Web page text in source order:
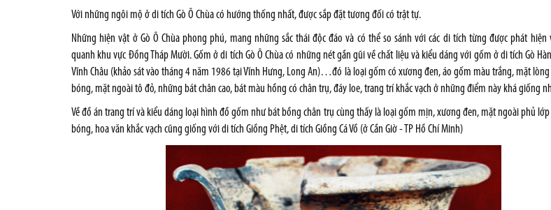
Với những ngôi mộ ở di tích Gò Ô Chùa có hướng thống nhất, được sắp đặt tương đối có trật tự.
Những hiện vật ở Gò Ô Chùa phong phú, mang những sắc thái độc đáo và có thể so sánh với các di tích từng được phát hiện
quanh khu vực Đồng Tháp Mười. Gốm ở di tích Gò Ô Chùa có những nét gần gũi về chất liệu và kiểu dáng với gốm ở di tích Gò
Vĩnh Châu (khảo sát vào tháng 4 năm 1986 tại Vĩnh Hưng, Long An)…đó là loại gốm có xương đen, áo gốm màu trắng, mặt
bóng, mặt ngoài tô đỏ, những bát chân cao, bát màu hồng có chân trụ, đáy loe, trang trí khắc vạch ở những điểm này khá giống
Về đồ án trang trí và kiểu dáng loại hình đồ gốm như bát bồng chân trụ cùng thấy là loại gốm mịn, xương đen, mặt ngoài phủ
bóng, hoa văn khắc vạch cũng giống với di tích Giồng Phệt, di tích Giồng Cá Vồ (ở Cần Giờ - TP Hồ Chí Minh)